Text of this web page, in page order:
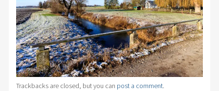
Trackbacks are closed, but you can post a comment.